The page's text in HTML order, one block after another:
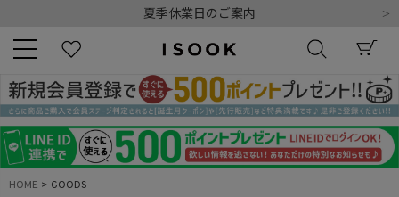
令和8年熊本地震の影響によるお荷物のお届けについて
新規会員登録でもれなく500ポイントプレゼント
夏季休業日のご案内
令和8年熊本地震の影響によるお荷物のお届けについて
キーワード
HOME GOODS